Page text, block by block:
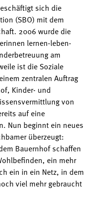
sich die
(SBO) mit dem
2006 wurde die
lernen-leben-
am
ist die Soziale
zentralen Auftrag
Kinder- und
von
auf eine
Nun beginnt ein neues
überzeugt:
Bauernhof schaffen
ein mehr
ein in ein Netz, in dem
viel mehr gebraucht